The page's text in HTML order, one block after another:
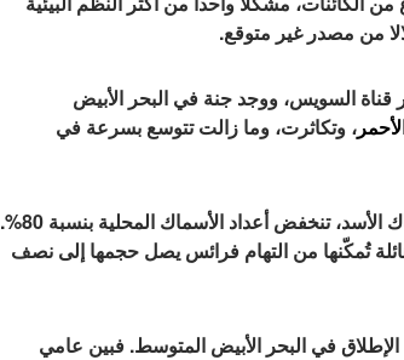
من مصدر غير متوقع.
قناة السويس، ووجد جنة في البحر الأبيض
، وتكاثرت، وما زالت تتوسع بسرعة في
وتشير الأرقام إلى واقع صادم، ففي المناطق التي تستوطن فيها أسماك الأسد، تنخفض أعداد الأسماك المحلية بنسبة 80%.
تُمكّنها من التهام فرائس يصل حجمها إلى نصف
في البحر الأبيض المتوسط. فبين عامي